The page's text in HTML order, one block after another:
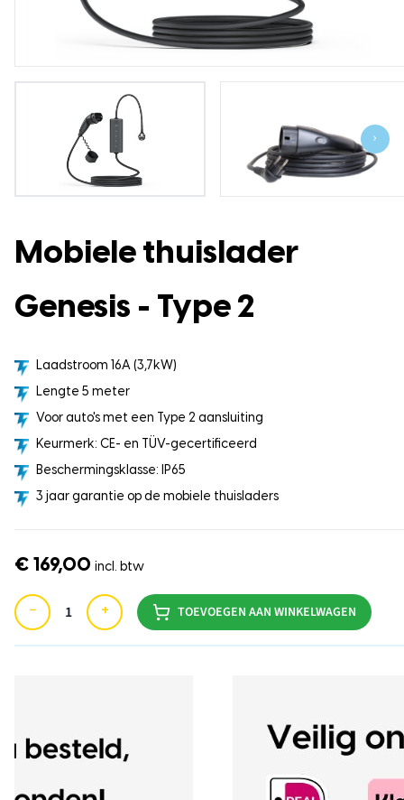
›
Mobiele thuislader
Genesis - Type 2
Laadstroom 16A (3,7kW)
Lengte 5 meter
Voor auto's met een Type 2 aansluiting
Keurmerk: CE- en TÜV-gecertificeerd
Beschermingsklasse: IP65
3 jaar garantie op de mobiele thuisladers
€ 169,00 incl. btw
− + TOEVOEGEN AAN WINKELWAGEN